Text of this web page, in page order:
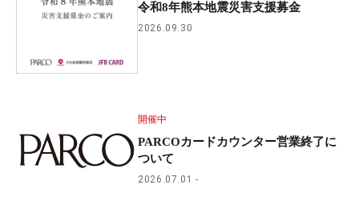
令和8年熊本地震災害支援募金
2026.09.30
開催中
PARCOカードカウンター営業終了に
ついて
2026.07.01